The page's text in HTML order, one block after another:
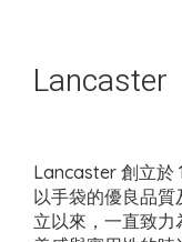
Lancaster
Lancaster 創立於
以手袋的優良品
立以來，一直致